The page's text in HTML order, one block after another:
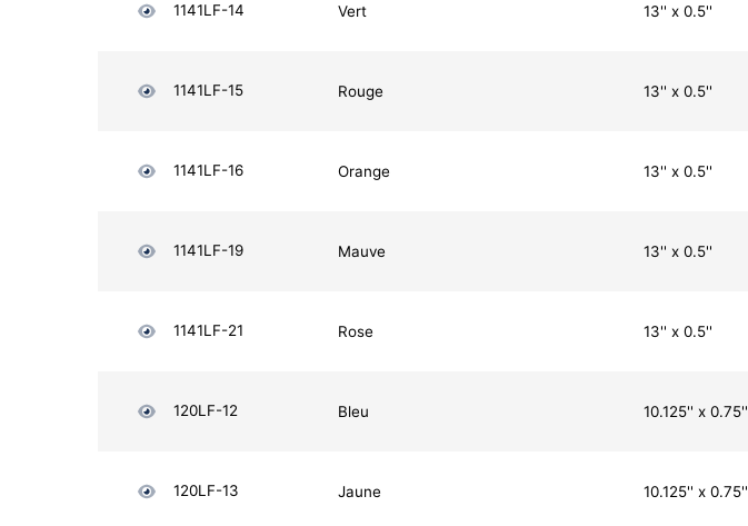
1141LF-14 Vert 13'' x 0.5''
1141LF-15 Rouge 13'' x 0.5''
1141LF-16 Orange 13'' x 0.5''
1141LF-19 Mauve 13'' x 0.5''
1141LF-21 Rose 13'' x 0.5''
120LF-12 Bleu 10.125'' x 0.75''
120LF-13 Jaune 10.125'' x 0.75''